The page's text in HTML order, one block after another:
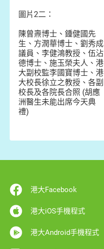
圖片2二：
陳曾燾博士、鍾健國先
生、方潤華博士、劉秀成
議員、李健鴻教授、伍沾
德博士、施玉榮夫人、港
大副校監李國寶博士、港
大校長徐立之教授、各副
校長及各院長合照 (胡應
洲醫生未能出席今天典
禮)
港大Facebook
港大iOS手機程式
港大Android手機程式